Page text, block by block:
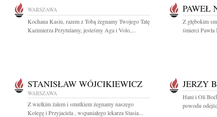
WARSZAWA
Kochana Kasiu, razem z Tobą żegnamy Twojego Tatę
Kazimierza Przytulamy, jesteśmy Aga i Volo,...
PAWEŁ
Z głębokim
śmierci
STANISŁAW WÓJCIKIEWICZ
WARSZAWA
Z wielkim żalem i smutkiem żegnamy naszego
Kolegę i Przyjaciela , wspaniałego lekarza Stasia...
JERZY
Hani i Oli
powodu